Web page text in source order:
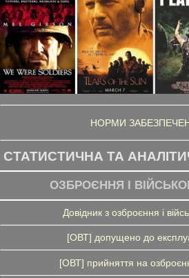
НОРМИ
СТАТИСТИЧНА ТА
ОЗБРОЄННЯ І
Довідник з озброєння і
[ОВТ] допущено до
[ОВТ] прийняття на